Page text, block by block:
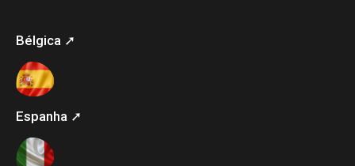
Bélgica ➚
Espanha ➚